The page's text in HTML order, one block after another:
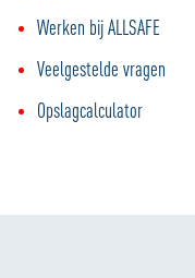
Werken bij ALLSAFE
Veelgestelde vragen
Opslagcalculator